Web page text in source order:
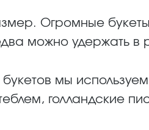
Огромные букеты
можно удержать в
мы
голландские